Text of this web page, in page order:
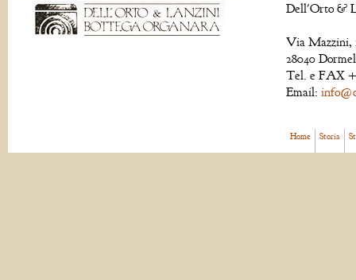
Dell'Orto &
Via Mazzini,
28040
Tel. e FAX
Email:
Home Storia